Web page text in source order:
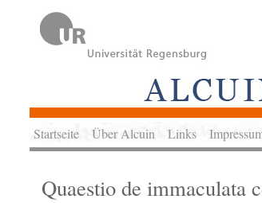
Startseite Über Alcuin Links
Quaestio de immaculata